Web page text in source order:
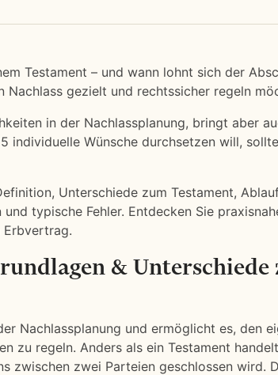
Testament – und wann lohnt sich der
Nachlass gezielt und rechtssicher regeln
in der Nachlassplanung, bringt aber
individuelle Wünsche durchsetzen will,
Unterschiede zum Testament,
typische Fehler. Entdecken Sie
Erbvertrag.
& Unterschiede
Nachlassplanung und ermöglicht es, den
zu regeln. Anders als ein Testament
zwischen zwei Parteien geschlossen wird.